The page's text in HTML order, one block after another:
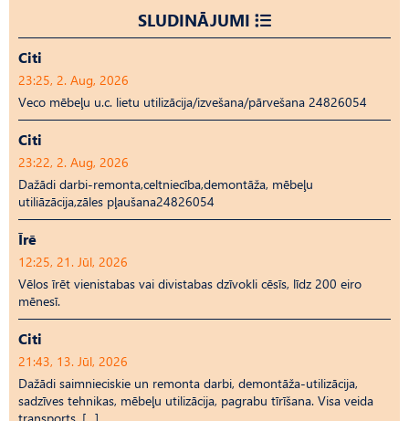
SLUDINĀJUMI
Citi
23:25, 2. Aug, 2026
Veco mēbeļu u.c. lietu utilizācija/izvešana/pārvešana 24826054
Citi
23:22, 2. Aug, 2026
Dažādi darbi-remonta,celtniecība,demontāža, mēbeļu
utiliāzācija,zāles pļaušana24826054
Īrē
12:25, 21. Jūl, 2026
Vēlos īrēt vienistabas vai divistabas dzīvokli cēsīs, līdz 200 eiro
mēnesī.
Citi
21:43, 13. Jūl, 2026
Dažādi saimnieciskie un remonta darbi, demontāža-utilizācija,
sadzīves tehnikas, mēbeļu utilizācija, pagrabu tīrīšana. Visa veida
transports. […]